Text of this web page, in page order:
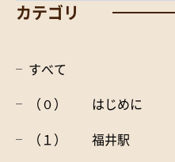
カテゴリ
すべて
（０） はじめに
（１） 福井駅